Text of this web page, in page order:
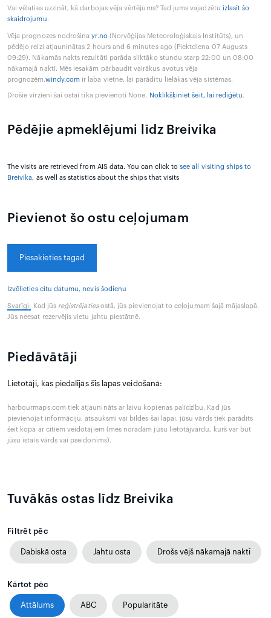
Vai vēlaties uzzināt, kā darbojas vēja vērtējums? Tad jums vajadzētu izlasīt šo
skaidrojumu.
Vēja prognozes nodrošinayr.no (Norvēģijas Meteoroloģiskais Institūts), un
pēdējo reizi atjauninātas 2 hours and 6 minutes ago (Piektdiena 07 Augusts
09:29). Nākamās nakts rezultāti parāda sliktāko stundu starp 22:00 un 08:00
nākamajā naktī. Mēs iesakām pārbaudīt vairākus avotus vēja
prognozēm.windy.com ir laba vietne, lai parādītu lielākas vēja sistēmas.
Drošie virzieni šai ostai tika pievienoti None. Noklikšķiniet šeit, lai rediģētu.
Pēdējie apmeklējumi līdz Breivika
The visits are retrieved from AIS data. You can click tosee all visiting ships to
Breivika, as well as statistics about the ships that visits
Pievienot šo ostu ceļojumam
Piesakieties tagad
Izvēlieties citu datumu, nevis šodienu
Svarīgi: Kad jūs reģistrējatiesostā, jūs pievienojat to ceļojumam šajā mājaslapā.
Jūs neesat rezervējis vietu jahtu piestātnē.
Piedāvātāji
Lietotāji, kas piedalījās šīs lapas veidošanā:
harbourmaps.com tiek atjaunināts ar laivu kopienas palīdzību. Kad jūs
pievienojat informāciju, atsauksmi vai bildes šai lapai, jūsu vārds tiek parādīts
šeit kopā ar citiem veidotājiem (mēs norādām jūsu lietotājvārdu, kurš var būt
jūsu īstais vārds vai pseidonīms).
Tuvākās ostas līdz Breivika
Filtrēt pēc
Dabiskā osta Jahtu osta Drošs vējš nākamajā naktī
Kārtot pēc
Attālums ABC Popularitāte